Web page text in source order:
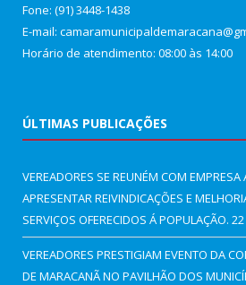
Fone: (91) 3448-1438
E-mail:
Horário de atendimento: 08:00 às 14:00
ÚLTIMAS PUBLICAÇÕES
VEREADORES SE REUNÉM COM
APRESENTAR REIVINDICAÇÕES E
SERVIÇOS OFERECIDOS Á POPULAÇÃO.
VEREADORES PRESTIGIAM EVENTO DA
DE MARACANÃ NO PAVILHÃO DOS